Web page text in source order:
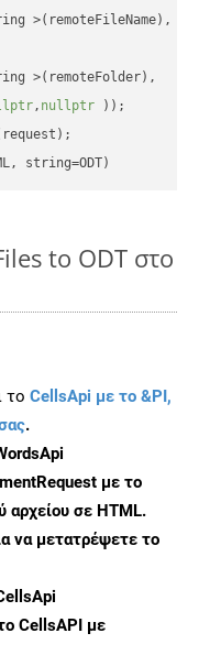
>(remoteFileName),
>(remoteFolder),
, nullptr ))
string=ODT)
to ODT στο
το CellsApi με το &PI,
.
με το
αρχείου σε HTML.
να μετατρέψετε το
CellsAPI με